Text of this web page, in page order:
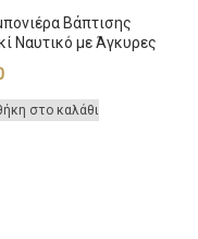
Βάπτισης
Ναυτικό με Άγκυρες
στο καλάθι